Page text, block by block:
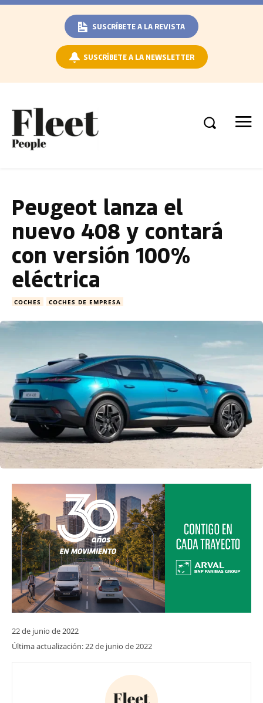
SUSCRÍBETE A LA REVISTA
SUSCRÍBETE A LA NEWSLETTER
Peugeot lanza el
nuevo 408 y contará
con versión 100%
eléctrica
COCHES COCHES DE EMPRESA
22 de junio de 2022
Última actualización:22 de junio de 2022